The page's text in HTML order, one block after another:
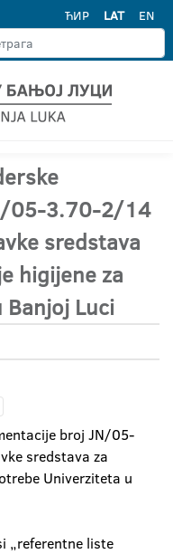
ЋИР LAT EN
05-3.70-2/14
sredstava
higijene za
Luci
broj JN/05-
sredstava za
Univerziteta u
„referentne liste